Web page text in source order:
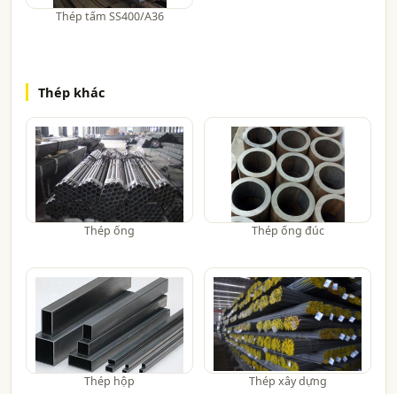
Thép tấm SS400/A36
Thép khác
Thép ống Thép ống đúc
Thép hộp Thép xây dựng